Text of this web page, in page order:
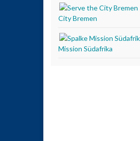
City Bremen
Mission Südafrika